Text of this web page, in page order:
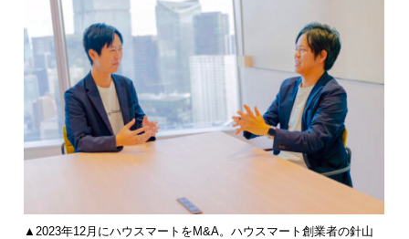
▲2023年12月にハウスマートをM&A。ハウスマート創業者の針山